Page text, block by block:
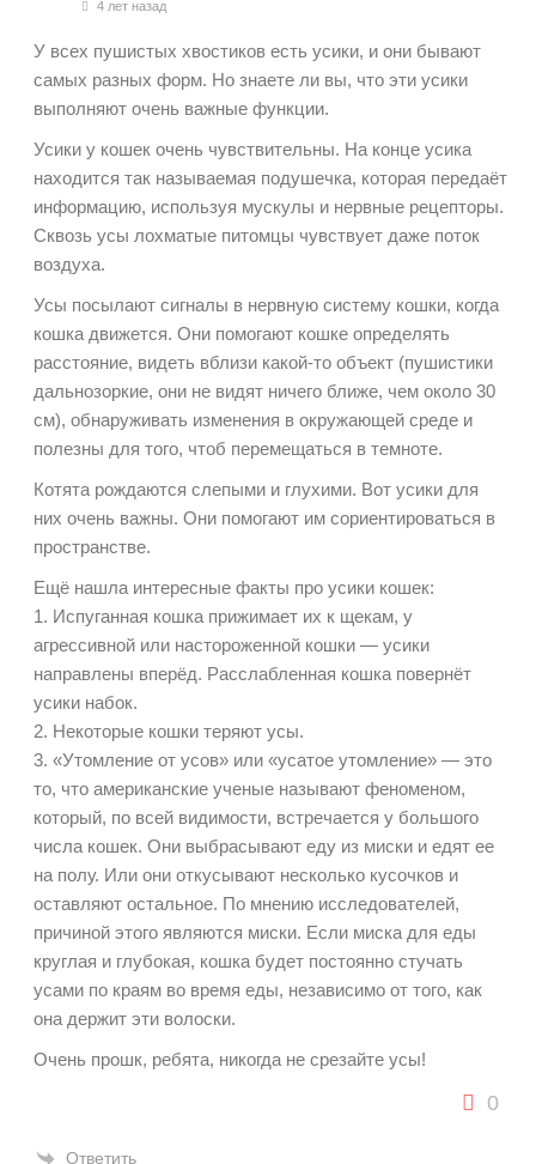
4 лет назад
У всех пушистых хвостиков есть усики, и они бывают
самых разных форм. Но знаете ли вы, что эти усики
выполняют очень важные функции.
Усики у кошек очень чувствительны. На конце усика
находится так называемая подушечка, которая передаёт
информацию, используя мускулы и нервные рецепторы.
Сквозь усы лохматые питомцы чувствует даже поток
воздуха.
Усы посылают сигналы в нервную систему кошки, когда
кошка движется. Они помогают кошке определять
расстояние, видеть вблизи какой-то объект (пушистики
дальнозоркие, они не видят ничего ближе, чем около 30
см), обнаруживать изменения в окружающей среде и
полезны для того, чтоб перемещаться в темноте.
Котята рождаются слепыми и глухими. Вот усики для
них очень важны. Они помогают им сориентироваться в
пространстве.
Ещё нашла интересные факты про усики кошек:
1. Испуганная кошка прижимает их к щекам, у
агрессивной или настороженной кошки — усики
направлены вперёд. Расслабленная кошка повернёт
усики набок.
2. Некоторые кошки теряют усы.
3. «Утомление от усов» или «усатое утомление» — это
то, что американские ученые называют феноменом,
который, по всей видимости, встречается у большого
числа кошек. Они выбрасывают еду из миски и едят ее
на полу. Или они откусывают несколько кусочков и
оставляют остальное. По мнению исследователей,
причиной этого являются миски. Если миска для еды
круглая и глубокая, кошка будет постоянно стучать
усами по краям во время еды, независимо от того, как
она держит эти волоски.
Очень прошк, ребята, никогда не срезайте усы!
0
Ответить